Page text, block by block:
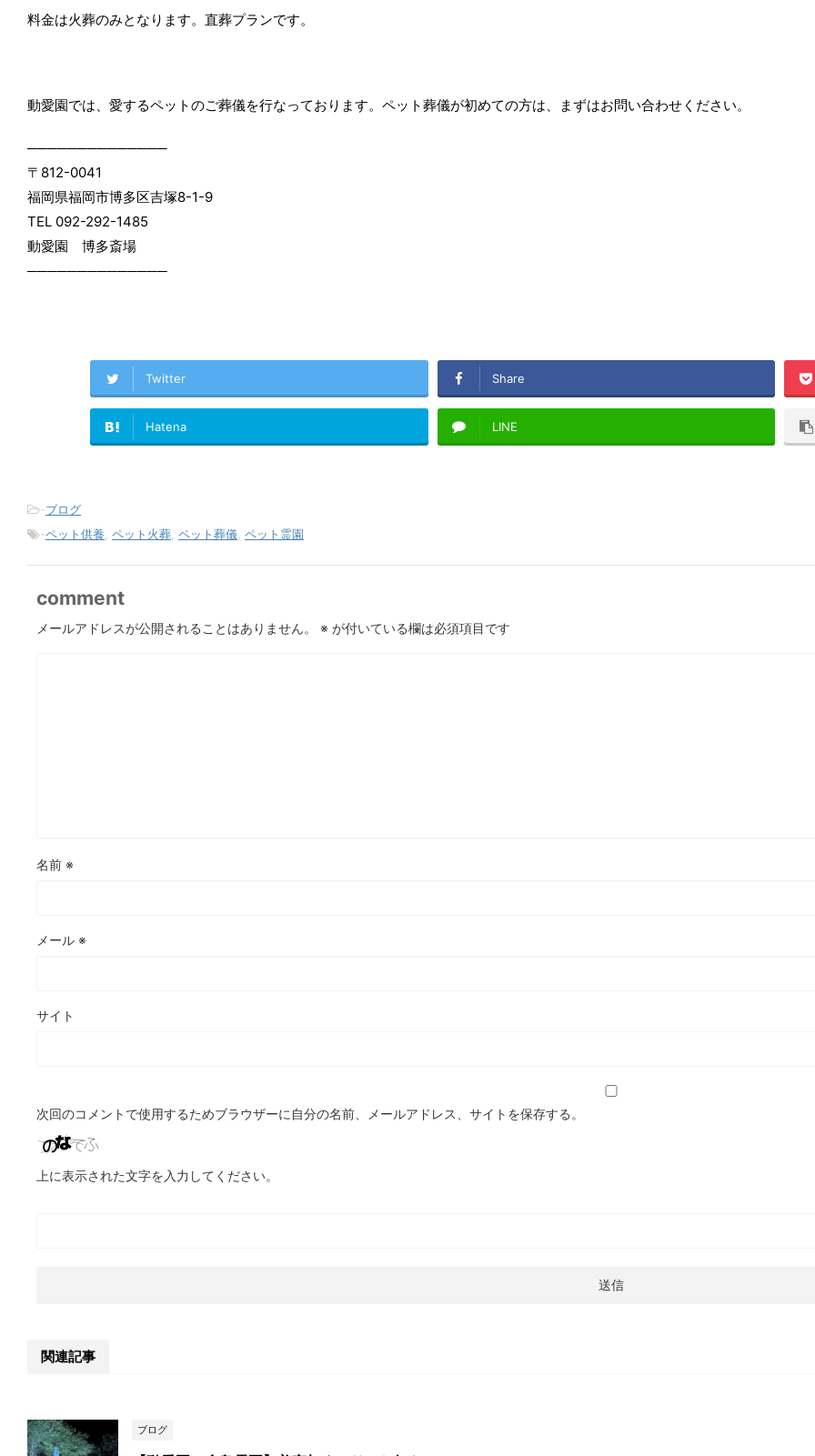
料金は火葬のみとなります。直葬プランです。
動愛園では、愛するペットのご葬儀を行なっております。ペット葬儀が初めての方は、まずはお問い合わせください。
──────────────
〒812-0041
福岡県福岡市博多区吉塚8-1-9
TEL 092-292-1485
動愛園 博多斎場
──────────────
Twitter Share
Hatena LINE
-ブログ
-ペット供養 ペット火葬 ペット葬儀 ペット霊園
comment
メールアドレスが公開されることはありません。 ※ が付いている欄は必須項目です
名前 ※
メール ※
サイト
次回のコメントで使用するためブラウザーに自分の名前、メールアドレス、サイトを保存する。
上に表示された文字を入力してください。
関連記事
ブログ